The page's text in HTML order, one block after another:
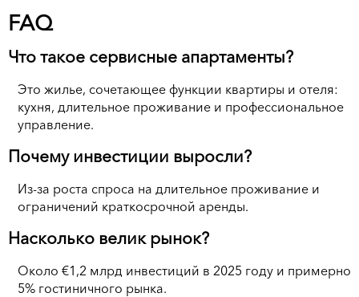
FAQ
Что такое сервисные апартаменты?
Это жилье, сочетающее функции квартиры и отеля:
кухня, длительное проживание и профессиональное
управление.
Почему инвестиции выросли?
Из-за роста спроса на длительное проживание и
ограничений краткосрочной аренды.
Насколько велик рынок?
Около €1,2 млрд инвестиций в 2025 году и примерно
5% гостиничного рынка.